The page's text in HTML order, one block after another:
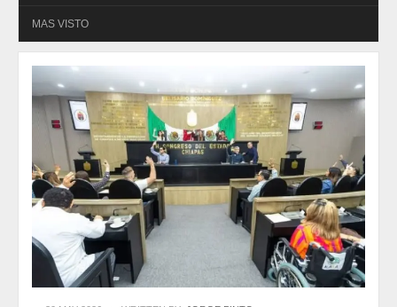
2026-08-04
Juventudes de San Cristóbal construyen propuestas para un
festival con enfoque en salud mental, inclusión y talento
2026-07-31
Eduardo Ramírez impulsa infraestructura educativa y programas
para el bienestar de Huixtla y Frontera Hidalgo
2026-07-31
NEI inicia cadena de cambios entre exigencias de
transparencia y más espacios
2026-07-31
MAS VISTO
Juventudes de San Cristóbal construyen propuestas para un
festival con enfoque en salud mental, inclusión y talento
2026-07-31
Eduardo Ramírez impulsa infraestructura educativa y programas
para el bienestar de Huixtla y Frontera Hidalgo
2026-07-31